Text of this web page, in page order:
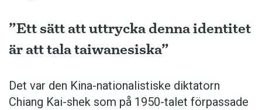
”Ett sätt att uttrycka denna identitet
är att tala taiwanesiska”
Det var den Kina-nationalistiske diktatorn
Chiang Kai-shek som på 1950-talet förpassade